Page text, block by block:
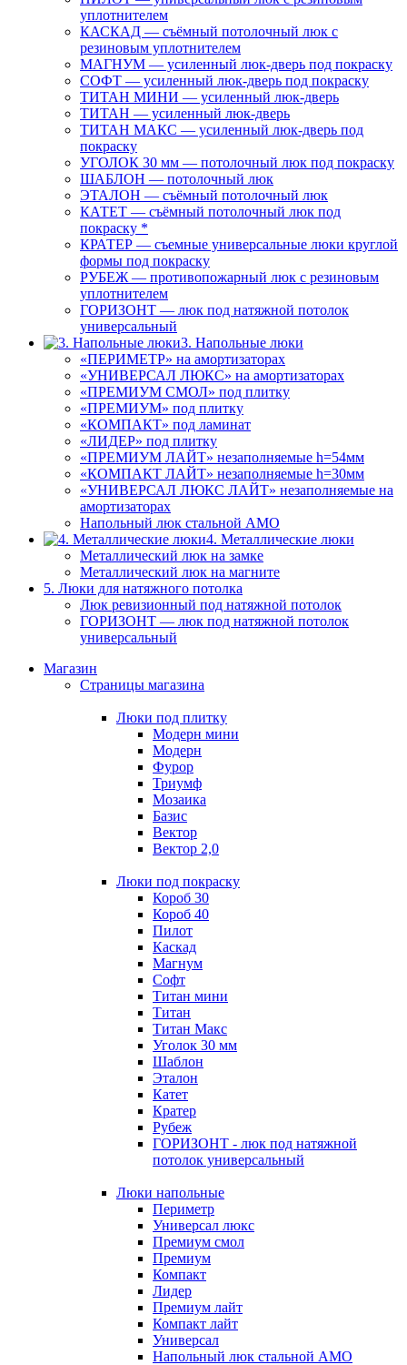
уплотнителем
КАСКАД — съёмный потолочный люк с
резиновым уплотнителем
МАГНУМ — усиленный люк-дверь под покраску
СОФТ — усиленный люк-дверь под покраску
ТИТАН МИНИ — усиленный люк-дверь
ТИТАН — усиленный люк-дверь
ТИТАН МАКС — усиленный люк-дверь под
покраску
УГОЛОК 30 мм — потолочный люк под покраску
ШАБЛОН — потолочный люк
ЭТАЛОН — съёмный потолочный люк
КАТЕТ — съёмный потолочный люк под
покраску *
КРАТЕР — съемные универсальные люки круглой
формы под покраску
РУБЕЖ — противопожарный люк с резиновым
уплотнителем
ГОРИЗОНТ — люк под натяжной потолок
универсальный
3. Напольные люки
«ПЕРИМЕТР» на амортизаторах
«УНИВЕРСАЛ ЛЮКС» на амортизаторах
«ПРЕМИУМ СМОЛ» под плитку
«ПРЕМИУМ» под плитку
«КОМПАКТ» под ламинат
«ЛИДЕР» под плитку
«ПРЕМИУМ ЛАЙТ» незаполняемые h=54мм
«КОМПАКТ ЛАЙТ» незаполняемые h=30мм
«УНИВЕРСАЛ ЛЮКС ЛАЙТ» незаполняемые на
амортизаторах
Напольный люк стальной АМО
4. Металлические люки
Металлический люк на замке
Металлический люк на магните
5. Люки для натяжного потолка
Люк ревизионный под натяжной потолок
ГОРИЗОНТ — люк под натяжной потолок
универсальный
Магазин
Страницы магазина
Люки под плитку
Модерн мини
Модерн
Фурор
Триумф
Мозаика
Базис
Вектор
Вектор 2,0
Люки под покраску
Короб 30
Короб 40
Пилот
Каскад
Магнум
Софт
Титан мини
Титан
Титан Макс
Уголок 30 мм
Шаблон
Эталон
Катет
Кратер
Рубеж
ГОРИЗОНТ - люк под натяжной
потолок универсальный
Люки напольные
Периметр
Универсал люкс
Премиум смол
Премиум
Компакт
Лидер
Премиум лайт
Компакт лайт
Универсал
Напольный люк стальной АМО